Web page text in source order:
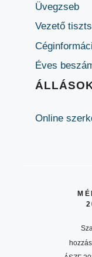
Üvegzseb
Vezető
Éves
Online